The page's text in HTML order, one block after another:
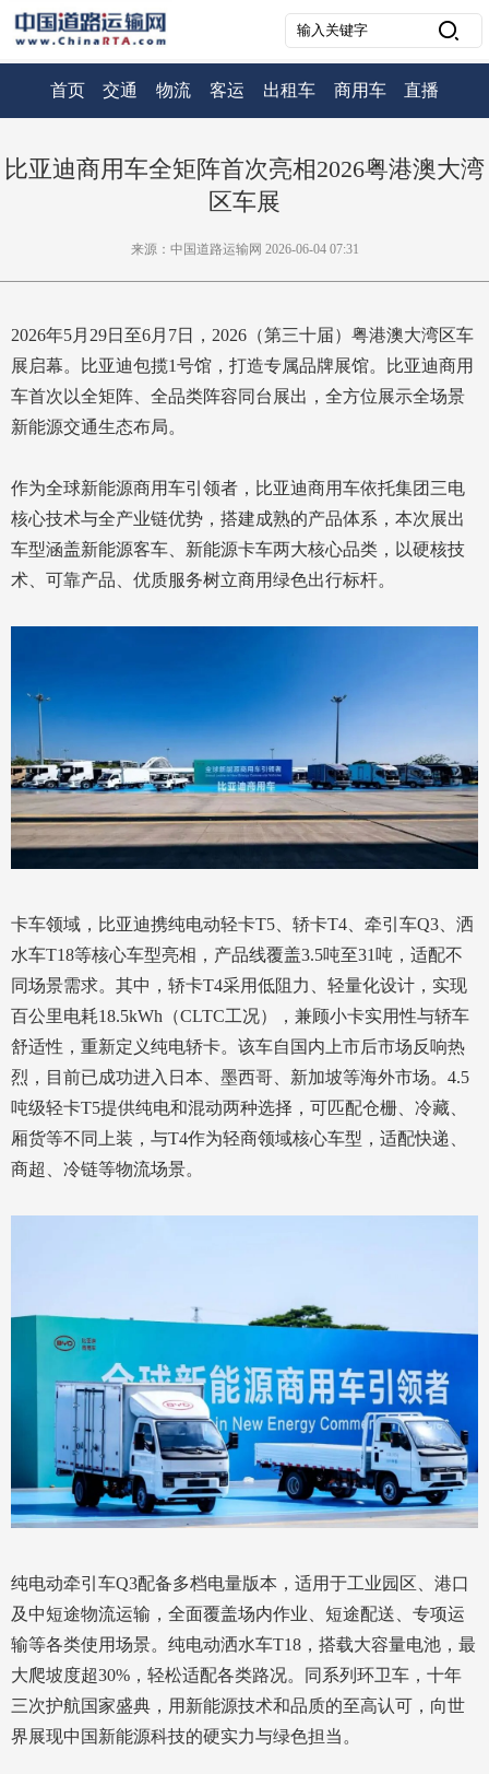
首页 交通 物流 客运 出租车 商用车 直播
比亚迪商用车全矩阵首次亮相2026粤港澳大湾
区车展
来源：中国道路运输网 2026-06-04 07:31
2026年5月29日至6月7日，2026（第三十届）粤港澳大湾区车
展启幕。比亚迪包揽1号馆，打造专属品牌展馆。比亚迪商用
车首次以全矩阵、全品类阵容同台展出，全方位展示全场景
新能源交通生态布局。
作为全球新能源商用车引领者，比亚迪商用车依托集团三电
核心技术与全产业链优势，搭建成熟的产品体系，本次展出
车型涵盖新能源客车、新能源卡车两大核心品类，以硬核技
术、可靠产品、优质服务树立商用绿色出行标杆。
卡车领域，比亚迪携纯电动轻卡T5、轿卡T4、牵引车Q3、洒
水车T18等核心车型亮相，产品线覆盖3.5吨至31吨，适配不
同场景需求。其中，轿卡T4采用低阻力、轻量化设计，实现
百公里电耗18.5kWh（CLTC工况），兼顾小卡实用性与轿车
舒适性，重新定义纯电轿卡。该车自国内上市后市场反响热
烈，目前已成功进入日本、墨西哥、新加坡等海外市场。4.5
吨级轻卡T5提供纯电和混动两种选择，可匹配仓栅、冷藏、
厢货等不同上装，与T4作为轻商领域核心车型，适配快递、
商超、冷链等物流场景。
纯电动牵引车Q3配备多档电量版本，适用于工业园区、港口
及中短途物流运输，全面覆盖场内作业、短途配送、专项运
输等各类使用场景。纯电动洒水车T18，搭载大容量电池，最
大爬坡度超30%，轻松适配各类路况。同系列环卫车，十年
三次护航国家盛典，用新能源技术和品质的至高认可，向世
界展现中国新能源科技的硬实力与绿色担当。